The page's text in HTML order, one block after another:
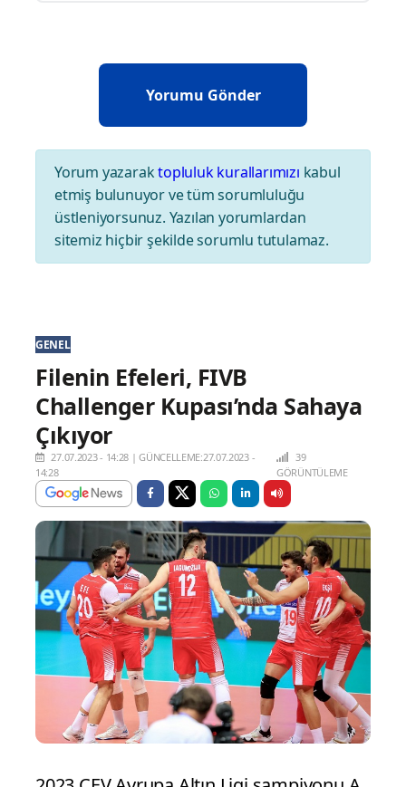
Yorum yazaraktopluluk kurallarımızı kabul
etmiş bulunuyor ve tüm sorumluluğu
üstleniyorsunuz. Yazılan yorumlardan
sitemiz hiçbir şekilde sorumlu tutulamaz.
GENEL
Filenin Efeleri, FIVB
Challenger Kupası’nda Sahaya
Çıkıyor
27.07.2023 - 14:28 |GÜNCELLEME:27.07.2023 -
14:28
39
GÖRÜNTÜLEME